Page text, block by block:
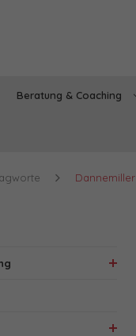
Beratung & Coaching
Dannemiller